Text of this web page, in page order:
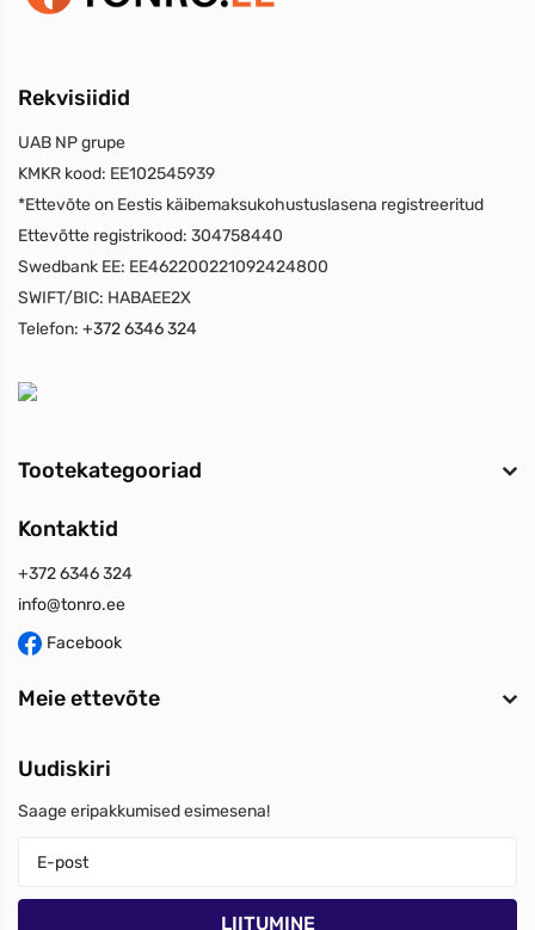
Rekvisiidid
UAB NP grupe
KMKR kood: EE102545939
*Ettevõte on Eestis käibemaksukohustuslasena registreeritud
Ettevõtte registrikood: 304758440
Swedbank EE: EE462200221092424800
SWIFT/BIC: HABAEE2X
Telefon: +372 6346 324
Tootekategooriad
Kontaktid
+372 6346 324
info@tonro.ee
Facebook
Meie ettevõte
Uudiskiri
Saage eripakkumised esimesena!